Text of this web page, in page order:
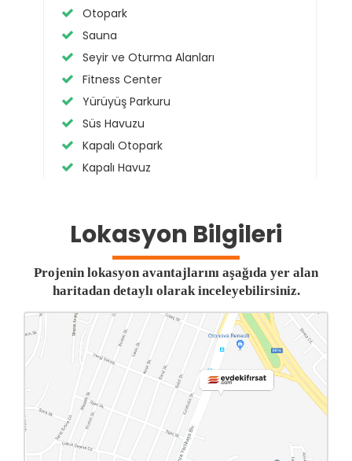
Otopark
Sauna
Seyir ve Oturma Alanları
Fitness Center
Yürüyüş Parkuru
Süs Havuzu
Kapalı Otopark
Kapalı Havuz
Lokasyon Bilgileri
Projenin lokasyon avantajlarını aşağıda yer alan
haritadan detaylı olarak inceleyebilirsiniz.